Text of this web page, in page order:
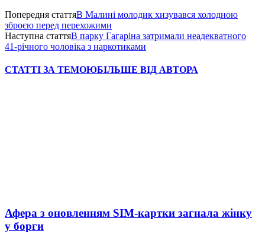
Попередня статтяВ Малині молодик хизувався холодною
зброєю перед перехожими
Наступна статтяВ парку Гагаріна затримали неадекватного
41-річного чоловіка з наркотиками
СТАТТІ ЗА ТЕМОЮБІЛЬШЕ ВІД АВТОРА
Афера з оновленням SIM-картки загнала жінку
у борги